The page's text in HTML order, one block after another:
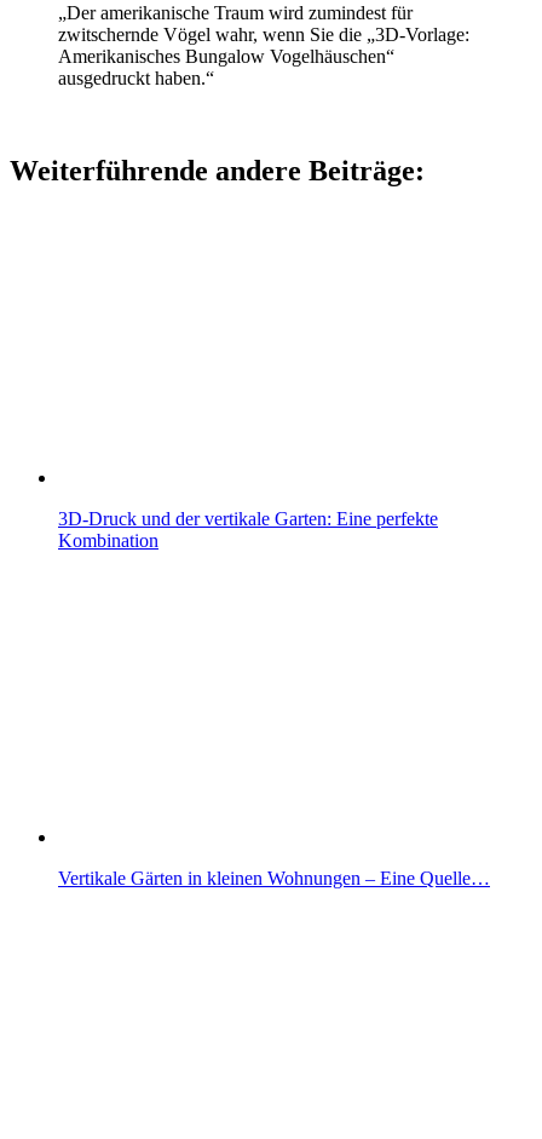
„Der amerikanische Traum wird zumindest für
zwitschernde Vögel wahr, wenn Sie die „3D-Vorlage:
Amerikanisches Bungalow Vogelhäuschen“
ausgedruckt haben.“
Weiterführende andere Beiträge:
3D-Druck und der vertikale Garten: Eine perfekte
Kombination
Vertikale Gärten in kleinen Wohnungen – Eine Quelle…